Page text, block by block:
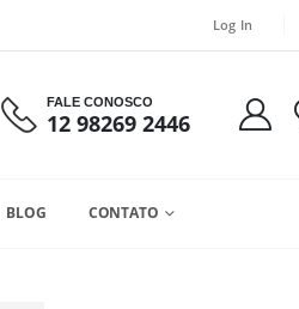
Log In
FALE CONOSCO
12 98269 2446
BLOG CONTATO